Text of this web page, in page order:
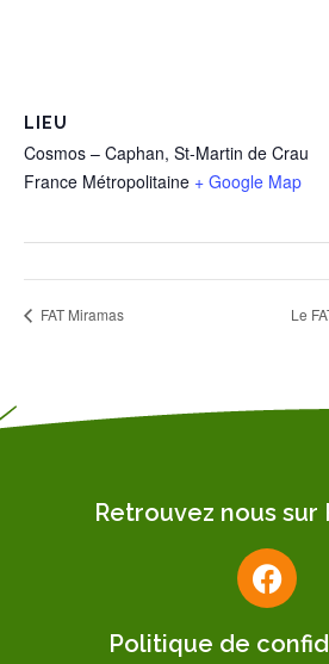
LIEU
Cosmos – Caphan, St-Martin de Crau
France Métropolitaine + Google Map
FAT Miramas Le
Retrouvez nous sur
Politique de